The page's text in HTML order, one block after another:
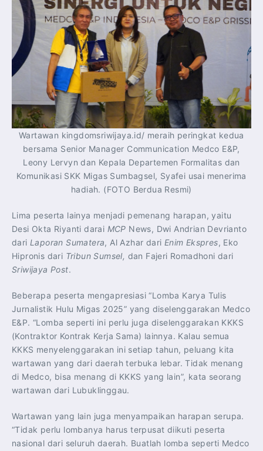
Wartawan kingdomsriwijaya.id/ meraih peringkat kedua
bersama Senior Manager Communication Medco E&P,
Leony Lervyn dan Kepala Departemen Formalitas dan
Komunikasi SKK Migas Sumbagsel, Syafei usai menerima
hadiah. (FOTO Berdua Resmi)
Lima peserta lainya menjadi pemenang harapan, yaitu
Desi Okta Riyanti darai MCP News, Dwi Andrian Devrianto
dari Laporan Sumatera, Al Azhar dari Enim Ekspres, Eko
Hipronis dari Tribun Sumsel, dan Fajeri Romadhoni dari
Sriwijaya Post.
Beberapa peserta mengapresiasi “Lomba Karya Tulis
Jurnalistik Hulu Migas 2025” yang diselenggarakan Medco
E&P. “Lomba seperti ini perlu juga diselenggarakan KKKS
(Kontraktor Kontrak Kerja Sama) lainnya. Kalau semua
KKKS menyelenggarakan ini setiap tahun, peluang kita
wartawan yang dari daerah terbuka lebar. Tidak menang
di Medco, bisa menang di KKKS yang lain”, kata seorang
wartawan dari Lubuklinggau.
Wartawan yang lain juga menyampaikan harapan serupa.
“Tidak perlu lombanya harus terpusat diikuti peserta
nasional dari seluruh daerah. Buatlah lomba seperti Medco